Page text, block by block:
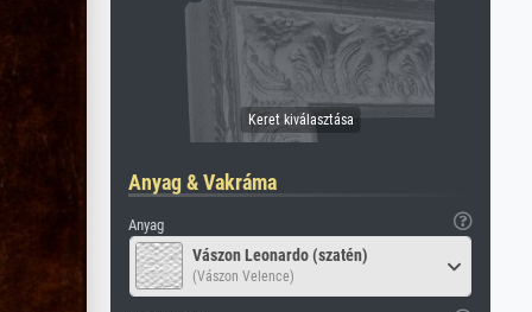
Anyag & Vakráma
Anyag
Vászon Leonardo (szatén)
(Vászon Velence)